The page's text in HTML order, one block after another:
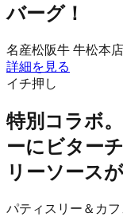
バーグ！
名産松阪牛 牛松本店
詳細を見る
イチ押し
特別コラボ
ーにビター
リーソース
パティスリー＆カ